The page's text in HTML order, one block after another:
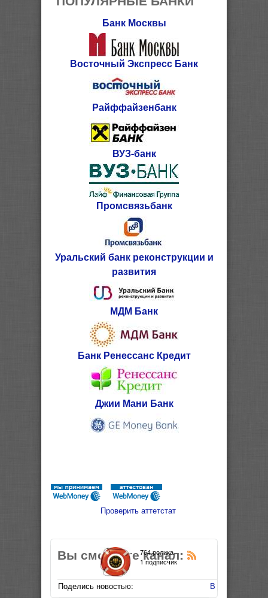
Банк Москвы
Восточный Экспресс Банк
Райффайзенбанк
ВУЗ-банк
Промсвязьбанк
Уральский банк реконструкции и
развития
МДМ Банк
Банк Ренессанс Кредит
Джии Мани Банк
Проверить аттетстат
Вы смотрите канал:
Поделись новостью: В Мой Мир
764 ролика
1 подписчик